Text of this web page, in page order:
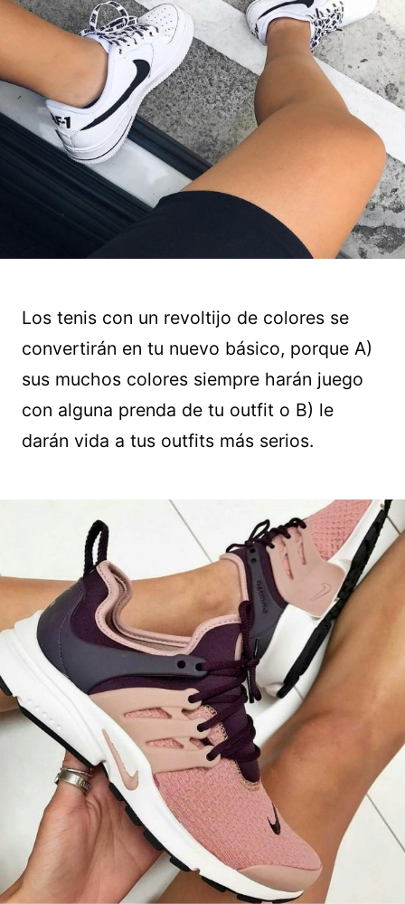
Los tenis con un revoltijo de colores se
convertirán en tu nuevo básico, porque A)
sus muchos colores siempre harán juego
con alguna prenda de tu outfit o B) le
darán vida a tus outfits más serios.